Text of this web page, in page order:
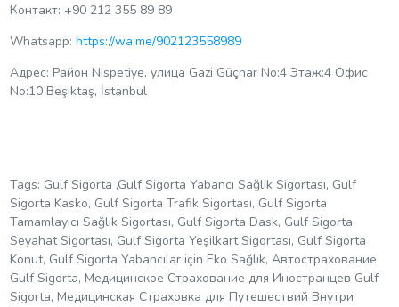
Контакт: +90 212 355 89 89
Whatsapp: https://wa.me/902123558989
Адрес: Район Nispetiye, улица Gazi Güçnar No:4 Этаж:4 Офис
No:10 Beşiktaş, İstanbul
Tags: Gulf Sigorta ,Gulf Sigorta Yabancı Sağlık Sigortası, Gulf
Sigorta Kasko, Gulf Sigorta Trafik Sigortası, Gulf Sigorta
Tamamlayıcı Sağlık Sigortası, Gulf Sigorta Dask, Gulf Sigorta
Seyahat Sigortası, Gulf Sigorta Yeşilkart Sigortası, Gulf Sigorta
Konut, Gulf Sigorta Yabancılar için Eko Sağlık, Автострахование
Gulf Sigorta, Медицинское Страхование для Иностранцев Gulf
Sigorta, Медицинская Страховка для Путешествий Внутри